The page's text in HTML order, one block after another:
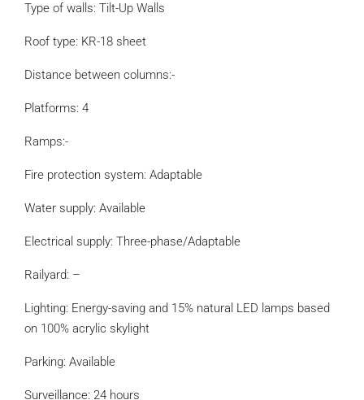
Type of walls: Tilt-Up Walls
Roof type: KR-18 sheet
Distance between columns:-
Platforms: 4
Ramps:-
Fire protection system: Adaptable
Water supply: Available
Electrical supply: Three-phase/Adaptable
Railyard: –
Lighting: Energy-saving and 15% natural LED lamps based
on 100% acrylic skylight
Parking: Available
Surveillance: 24 hours